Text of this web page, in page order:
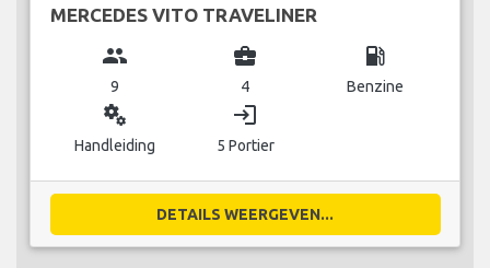
MERCEDES VITO TRAVELINER
group
9
business_center
4
local_gas_station
Benzine
miscellaneous_services
Handleiding
login
5 Portier
DETAILS WEERGEVEN...